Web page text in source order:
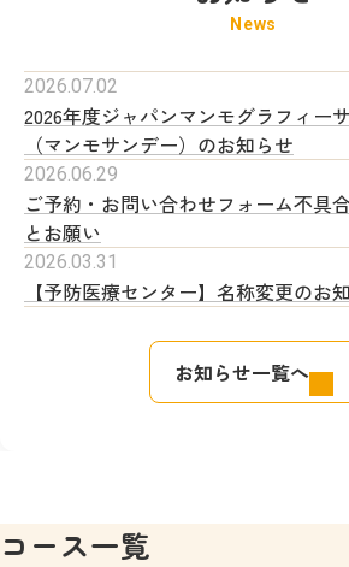
2026.07.02
2026年度ジャパンマンモグラフィー
（マンモサンデー）のお知らせ
2026.06.29
ご予約・お問い合わせフォーム不具
とお願い
2026.03.31
【予防医療センター】名称変更のお
お知らせ一覧へ
コース一覧